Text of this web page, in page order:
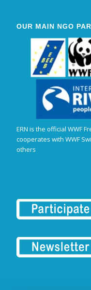
OUR MAIN NGO
ERN is the official WWF
cooperates with WWF
others